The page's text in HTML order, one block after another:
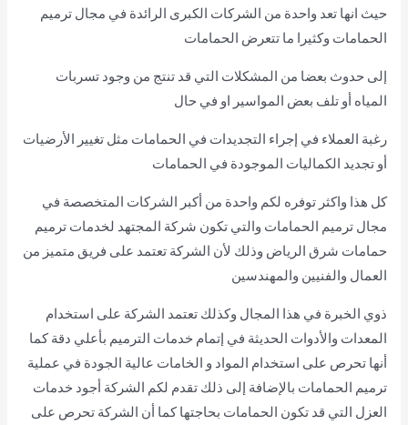
حيث انها تعد واحدة من الشركات الكبرى الرائدة في مجال ترميم
الحمامات وكثيرا ما تتعرض الحمامات
إلى حدوث بعضا من المشكلات التي قد تنتج من وجود تسربات
المياه أو تلف بعض المواسير او في حال
رغبة العملاء في إجراء التجديدات في الحمامات مثل تغيير الأرضيات
أو تجديد الكماليات الموجودة في الحمامات
كل هذا واكثر توفره لكم واحدة من أكبر الشركات المتخصصة في
مجال ترميم الحمامات والتي تكون شركة المجتهد لخدمات ترميم
حمامات شرق الرياض وذلك لأن الشركة تعتمد على فريق متميز من
العمال والفنيين والمهندسين
ذوي الخبرة في هذا المجال وكذلك تعتمد الشركة على استخدام
المعدات والأدوات الحديثة في إتمام خدمات الترميم بأعلي دقة كما
أنها تحرص على استخدام المواد و الخامات عالية الجودة في عملية
ترميم الحمامات بالإضافة إلى ذلك تقدم لكم الشركة أجود خدمات
العزل التي قد تكون الحمامات بحاجتها كما أن الشركة تحرص على